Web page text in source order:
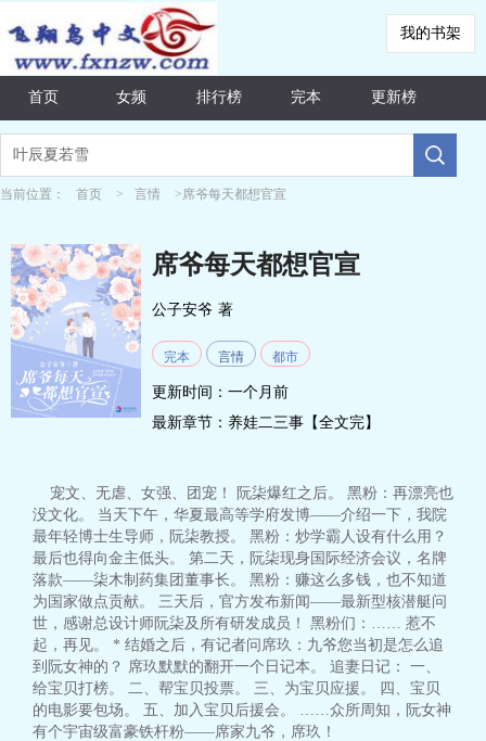
我的书架
首页 女频 排行榜 完本 更新榜
当前位置： 首页 > 言情 >席爷每天都想官宣
席爷每天都想官宣
公子安爷 著
完本 言情 都市
更新时间：一个月前
最新章节： 养娃二三事【全文完】
宠文、无虐、女强、团宠！ 阮柒爆红之后。 黑粉：再漂亮也
没文化。 当天下午，华夏最高等学府发博——介绍一下，我院
最年轻博士生导师，阮柒教授。 黑粉：炒学霸人设有什么用？
最后也得向金主低头。 第二天，阮柒现身国际经济会议，名牌
落款——柒木制药集团董事长。 黑粉：赚这么多钱，也不知道
为国家做点贡献。 三天后，官方发布新闻——最新型核潜艇问
世，感谢总设计师阮柒及所有研发成员！ 黑粉们：…… 惹不
起，再见。 * 结婚之后，有记者问席玖：九爷您当初是怎么追
到阮女神的？ 席玖默默的翻开一个日记本。 追妻日记： 一、
给宝贝打榜。 二、帮宝贝投票。 三、为宝贝应援。 四、宝贝
的电影要包场。 五、加入宝贝后援会。 ……众所周知，阮女神
有个宇宙级富豪铁杆粉——席家九爷，席玖！